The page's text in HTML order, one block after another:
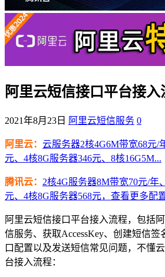
阿里云短信接口平台接入
2021年8月23日 阿里云短信服务 0
阿里云： 云服务器2核4G6M带宽68元/
元、4核8G服务器346元、8核16G5M...
腾讯云： 2核4G服务器8M带宽70元/年
元、4核8G服务器568元，查看更多配
阿里云短信接口平台接入流程，包括
信服务、获取AccessKey、创建短信
口配置以及发送短信常见问题，不懂
台接入流程：